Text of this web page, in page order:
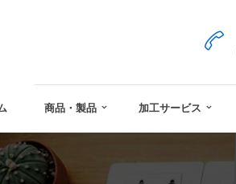
商品・製品 加工サービス